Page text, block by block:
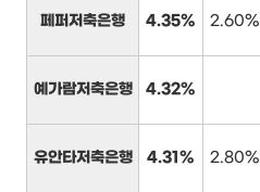
페퍼저축은행 4.35% 2.60%
예가람저축은행 4.32%
유안타저축은행 4.31% 2.80%